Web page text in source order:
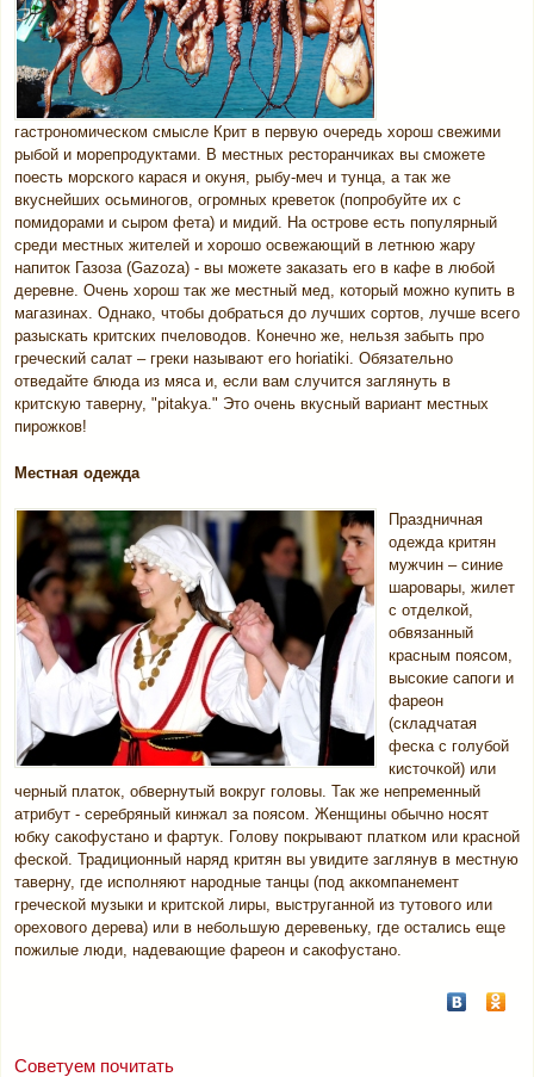
гастрономическом смысле Крит в первую очередь хорош свежими
рыбой и морепродуктами. В местных ресторанчиках вы сможете
поесть морского карася и окуня, рыбу-меч и тунца, а так же
вкуснейших осьминогов, огромных креветок (попробуйте их с
помидорами и сыром фета) и мидий. На острове есть популярный
среди местных жителей и хорошо освежающий в летнюю жару
напиток Газоза (Gazoza) - вы можете заказать его в кафе в любой
деревне. Очень хорош так же местный мед, который можно купить в
магазинах. Однако, чтобы добраться до лучших сортов, лучше всего
разыскать критских пчеловодов. Конечно же, нельзя забыть про
греческий салат – греки называют его horiatiki. Обязательно
отведайте блюда из мяса и, если вам случится заглянуть в
критскую таверну, "pitakya." Это очень вкусный вариант местных
пирожков!
Местная одежда
Праздничная
одежда критян
мужчин – синие
шаровары, жилет
с отделкой,
обвязанный
красным поясом,
высокие сапоги и
фареон
(складчатая
феска с голубой
кисточкой) или
черный платок, обвернутый вокруг головы. Так же непременный
атрибут - серебряный кинжал за поясом. Женщины обычно носят
юбку сакофустано и фартук. Голову покрывают платком или красной
феской. Традиционный наряд критян вы увидите заглянув в местную
таверну, где исполняют народные танцы (под аккомпанемент
греческой музыки и критской лиры, выструганной из тутового или
орехового дерева) или в небольшую деревеньку, где остались еще
пожилые люди, надевающие фареон и сакофустано.
Советуем почитать